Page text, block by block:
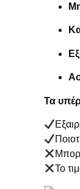
Τα
Το